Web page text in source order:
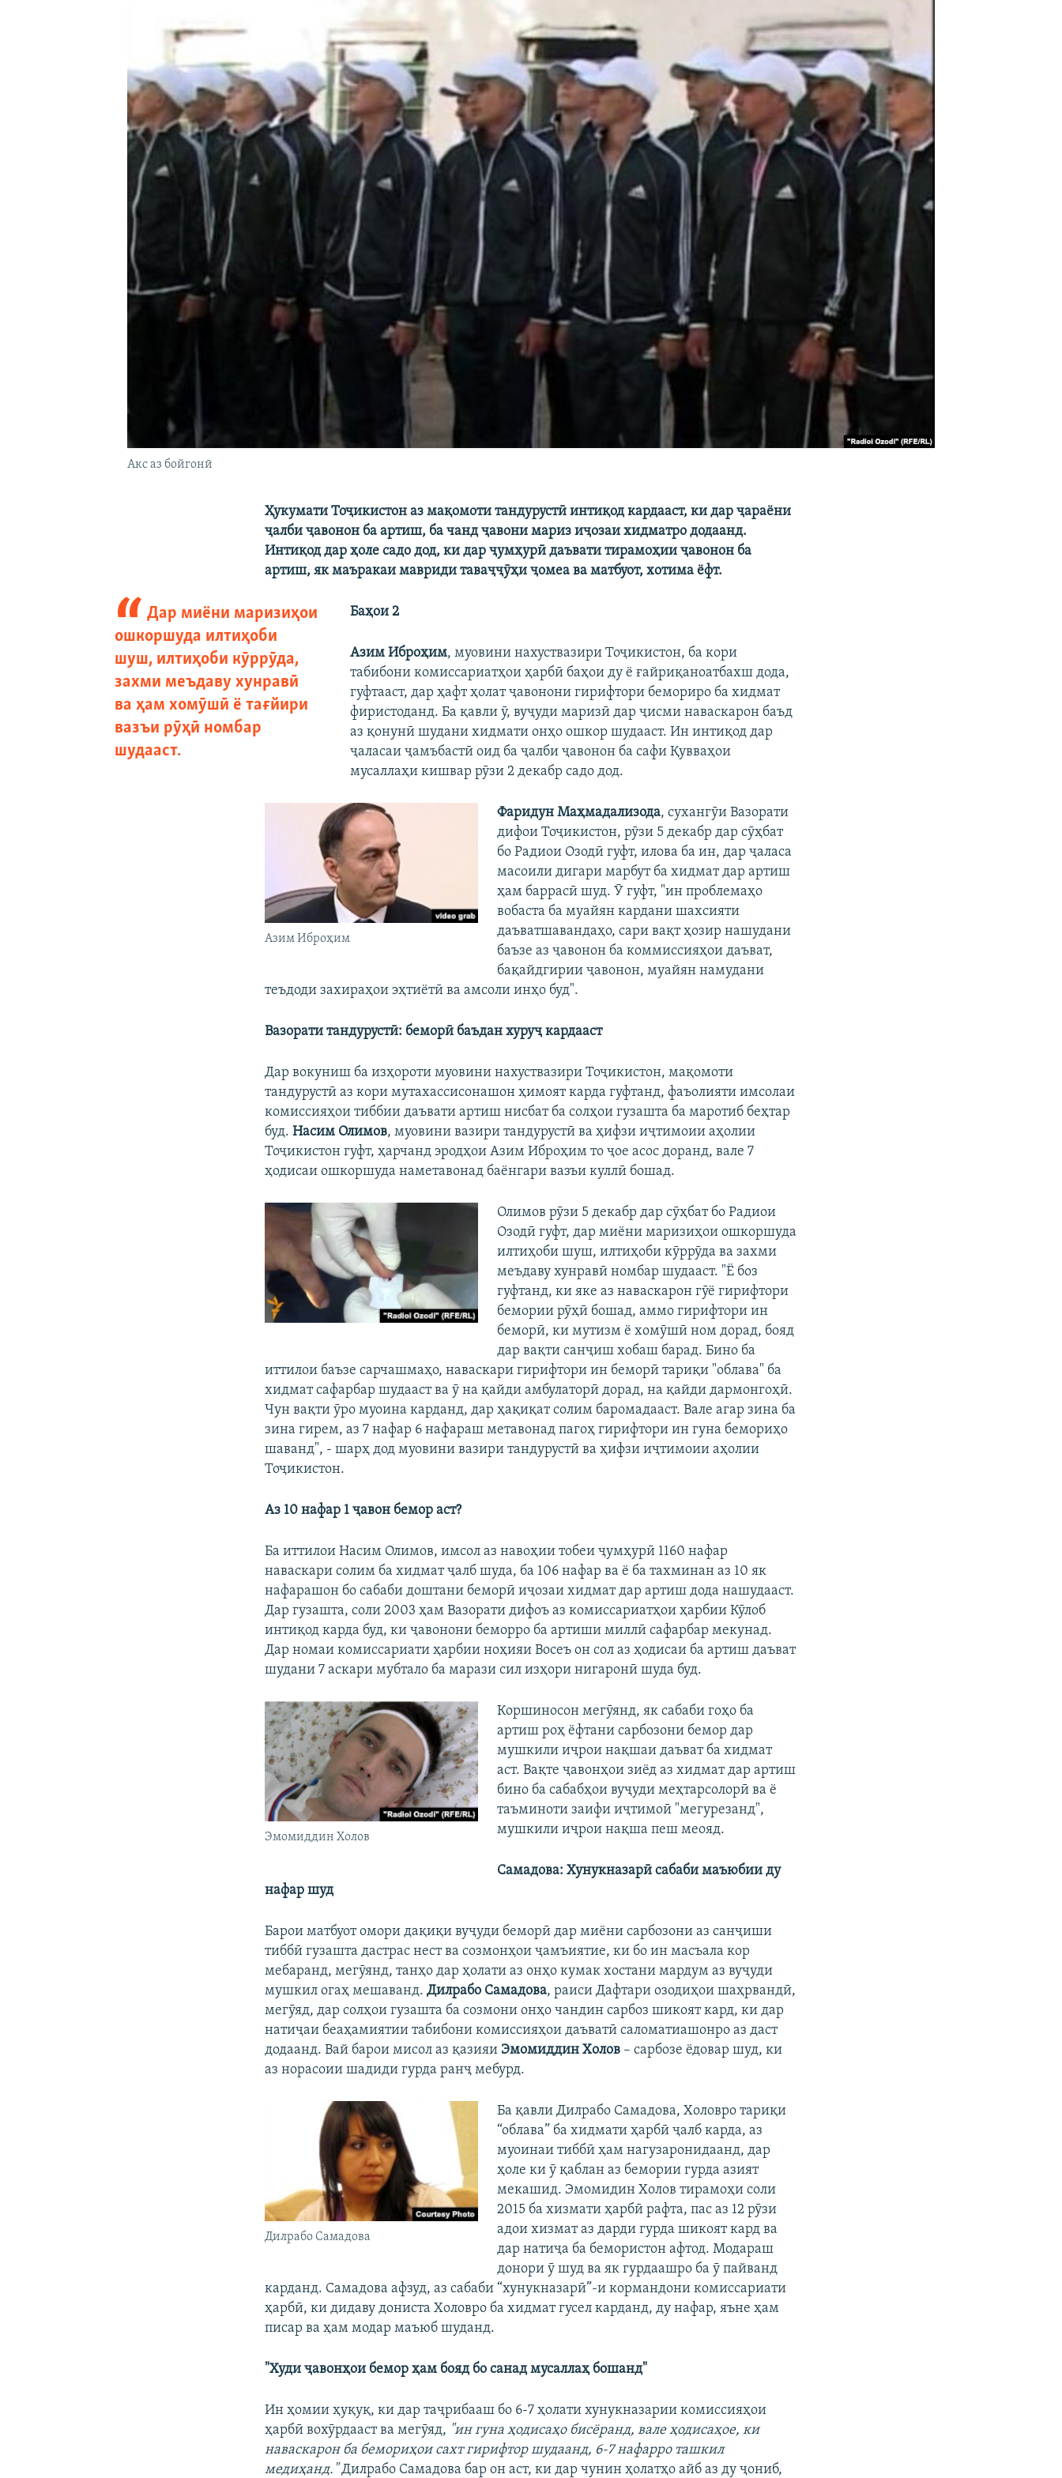
Акс аз бойгонӣ
Ҳукумати Тоҷикистон аз мақомоти тандурустӣ интиқод кардааст, ки дар ҷараёни
ҷалби ҷавонон ба артиш, ба чанд ҷавони мариз иҷозаи хидматро додаанд.
Интиқод дар ҳоле садо дод, ки дар ҷумҳурӣ даъвати тирамоҳии ҷавонон ба
артиш, як маъракаи мавриди таваҷҷӯҳи ҷомеа ва матбуот, хотима ёфт.
Дар миёни маризиҳои
ошкоршуда илтиҳоби
шуш, илтиҳоби кӯррӯда,
захми меъдаву хунравӣ
ва ҳам хомӯшӣ ё тағйири
вазъи рӯҳӣ номбар
шудааст.
Баҳои 2
Азим Иброҳим, муовини нахуствазири Тоҷикистон, ба кори
табибони комиссариатҳои ҳарбӣ баҳои ду ё ғайриқаноатбахш дода,
гуфтааст, дар ҳафт ҳолат ҷавонони гирифтори бемориро ба хидмат
фиристоданд. Ба қавли ӯ, вуҷуди маризӣ дар ҷисми наваскарон баъд
аз қонунӣ шудани хидмати онҳо ошкор шудааст. Ин интиқод дар
ҷаласаи ҷамъбастӣ оид ба ҷалби ҷавонон ба сафи Қувваҳои
мусаллаҳи кишвар рӯзи 2 декабр садо дод.
Азим Иброҳим
Фаридун Маҳмадализода, сухангӯи Вазорати
дифои Тоҷикистон, рӯзи 5 декабр дар сӯҳбат
бо Радиои Озодӣ гуфт, илова ба ин, дар ҷаласа
масоили дигари марбут ба хидмат дар артиш
ҳам баррасӣ шуд. Ӯ гуфт, "ин проблемаҳо
вобаста ба муайян кардани шахсияти
даъватшавандаҳо, сари вақт ҳозир нашудани
баъзе аз ҷавонон ба коммиссияҳои даъват,
бақайдгирии ҷавонон, муайян намудани
теъдоди захираҳои эҳтиётӣ ва амсоли инҳо буд".
Вазорати тандурустӣ: беморӣ баъдан хуруҷ кардааст
Дар вокуниш ба изҳороти муовини нахуствазири Тоҷикистон, мақомоти
тандурустӣ аз кори мутахассисонашон ҳимоят карда гуфтанд, фаъолияти имсолаи
комиссияҳои тиббии даъвати артиш нисбат ба солҳои гузашта ба маротиб беҳтар
буд.Насим Олимов, муовини вазири тандурустӣ ва ҳифзи иҷтимоии аҳолии
Тоҷикистон гуфт, ҳарчанд эродҳои Азим Иброҳим то ҷое асос доранд, вале 7
ҳодисаи ошкоршуда наметавонад баёнгари вазъи куллӣ бошад.
Олимов рӯзи 5 декабр дар сӯҳбат бо Радиои
Озодӣ гуфт, дар миёни маризиҳои ошкоршуда
илтиҳоби шуш, илтиҳоби кӯррӯда ва захми
меъдаву хунравӣ номбар шудааст. "Ё боз
гуфтанд, ки яке аз наваскарон гӯё гирифтори
бемории рӯҳӣ бошад, аммо гирифтори ин
беморӣ, ки мутизм ё хомӯшӣ ном дорад, бояд
дар вақти санҷиш хобаш барад. Бино ба
иттилои баъзе сарчашмаҳо, наваскари гирифтори ин беморӣ тариқи "облава" ба
хидмат сафарбар шудааст ва ӯ на қайди амбулаторӣ дорад, на қайди дармонгоҳӣ.
Чун вақти ӯро муоина карданд, дар ҳақиқат солим баромадааст. Вале агар зина ба
зина гирем, аз 7 нафар 6 нафараш метавонад пагоҳ гирифтори ин гуна бемориҳо
шаванд", - шарҳ дод муовини вазири тандурустӣ ва ҳифзи иҷтимоии аҳолии
Тоҷикистон.
Аз 10 нафар 1 ҷавон бемор аст?
Ба иттилои Насим Олимов, имсол аз навоҳии тобеи ҷумҳурӣ 1160 нафар
наваскари солим ба хидмат ҷалб шуда, ба 106 нафар ва ё ба тахминан аз 10 як
нафарашон бо сабаби доштани беморӣ иҷозаи хидмат дар артиш дода нашудааст.
Дар гузашта, соли 2003 ҳам Вазорати дифоъ аз комиссариатҳои ҳарбии Кӯлоб
интиқод карда буд, ки ҷавонони беморро ба артиши миллӣ сафарбар мекунад.
Дар номаи комиссариати ҳарбии ноҳияи Восеъ он сол аз ҳодисаи ба артиш даъват
шудани 7 аскари мубтало ба марази сил изҳори нигаронӣ шуда буд.
Эмомиддин Холов
Коршиносон мегӯянд, як сабаби гоҳо ба
артиш роҳ ёфтани сарбозони бемор дар
мушкили иҷрои нақшаи даъват ба хидмат
аст. Вақте ҷавонҳои зиёд аз хидмат дар артиш
бино ба сабабҳои вуҷуди меҳтарсолорӣ ва ё
таъминоти заифи иҷтимоӣ "мегурезанд",
мушкили иҷрои нақша пеш меояд.
Самадова: Хунукназарӣ сабаби маъюбии ду
нафар шуд
Барои матбуот омори дақиқи вуҷуди беморӣ дар миёни сарбозони аз санҷиши
тиббӣ гузашта дастрас нест ва созмонҳои ҷамъиятие, ки бо ин масъала кор
мебаранд, мегӯянд, танҳо дар ҳолати аз онҳо кумак хостани мардум аз вуҷуди
мушкил огаҳ мешаванд.Дилрабо Самадова, раиси Дафтари озодиҳои шаҳрвандӣ,
мегӯяд, дар солҳои гузашта ба созмони онҳо чандин сарбоз шикоят кард, ки дар
натиҷаи беаҳамиятии табибони комиссияҳои даъватӣ саломатиашонро аз даст
додаанд. Вай барои мисол аз қазияи Эмомиддин Холов – сарбозе ёдовар шуд, ки
аз норасоии шадиди гурда ранҷ мебурд.
Дилрабо Самадова
Ба қавли Дилрабо Самадова, Холовро тариқи
“облава” ба хидмати ҳарбӣ ҷалб карда, аз
муоинаи тиббӣ ҳам нагузаронидаанд, дар
ҳоле ки ӯ қаблан аз бемории гурда азият
мекашид. Эмомидин Холов тирамоҳи соли
2015 ба хизмати ҳарбӣ рафта, пас аз 12 рӯзи
адои хизмат аз дарди гурда шикоят кард ва
дар натиҷа ба бемористон афтод. Модараш
донори ӯ шуд ва як гурдаашро ба ӯ пайванд
карданд. Самадова афзуд, аз сабаби “хунукназарӣ”-и кормандони комиссариати
ҳарбӣ, ки дидаву дониста Холовро ба хидмат гусел карданд, ду нафар, яъне ҳам
писар ва ҳам модар маъюб шуданд.
"Худи ҷавонҳои бемор ҳам бояд бо санад мусаллаҳ бошанд"
Ин ҳомии ҳуқуқ, ки дар таҷрибааш бо 6-7 ҳолати хунукназарии комиссияҳои
ҳарбӣ вохӯрдааст ва мегӯяд, "ин гуна ҳодисаҳо бисёранд, вале ҳодисаҳое, ки
наваскарон ба бемориҳои сахт гирифтор шудаанд, 6-7 нафарро ташкил
медиҳанд."Дилрабо Самадова бар он аст, ки дар чунин ҳолатҳо айб аз ду ҷониб,